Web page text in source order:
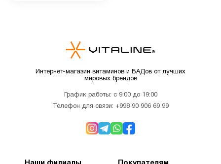
Мужчинам 10
Мультивитамины 3
2
Интернет-магазин витаминов и БАДов от лучших
мировых брендов
График работы: с 9:00 до 19:00
Телефон для связи: +998 90 906 69 99